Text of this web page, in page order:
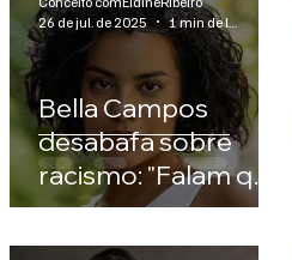
Bella Campos
desabafa sobre
racismo: "Falam que
continuo com cara
de pobre"
26 de jul. de 2025
1 min de leitura